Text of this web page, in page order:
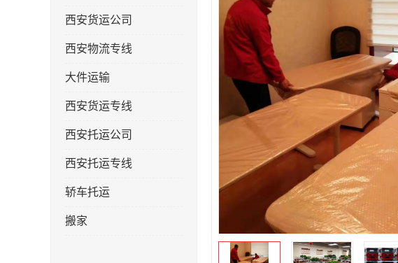
西安货运公司
西安物流专线
大件运输
西安货运专线
西安托运公司
西安托运专线
轿车托运
搬家